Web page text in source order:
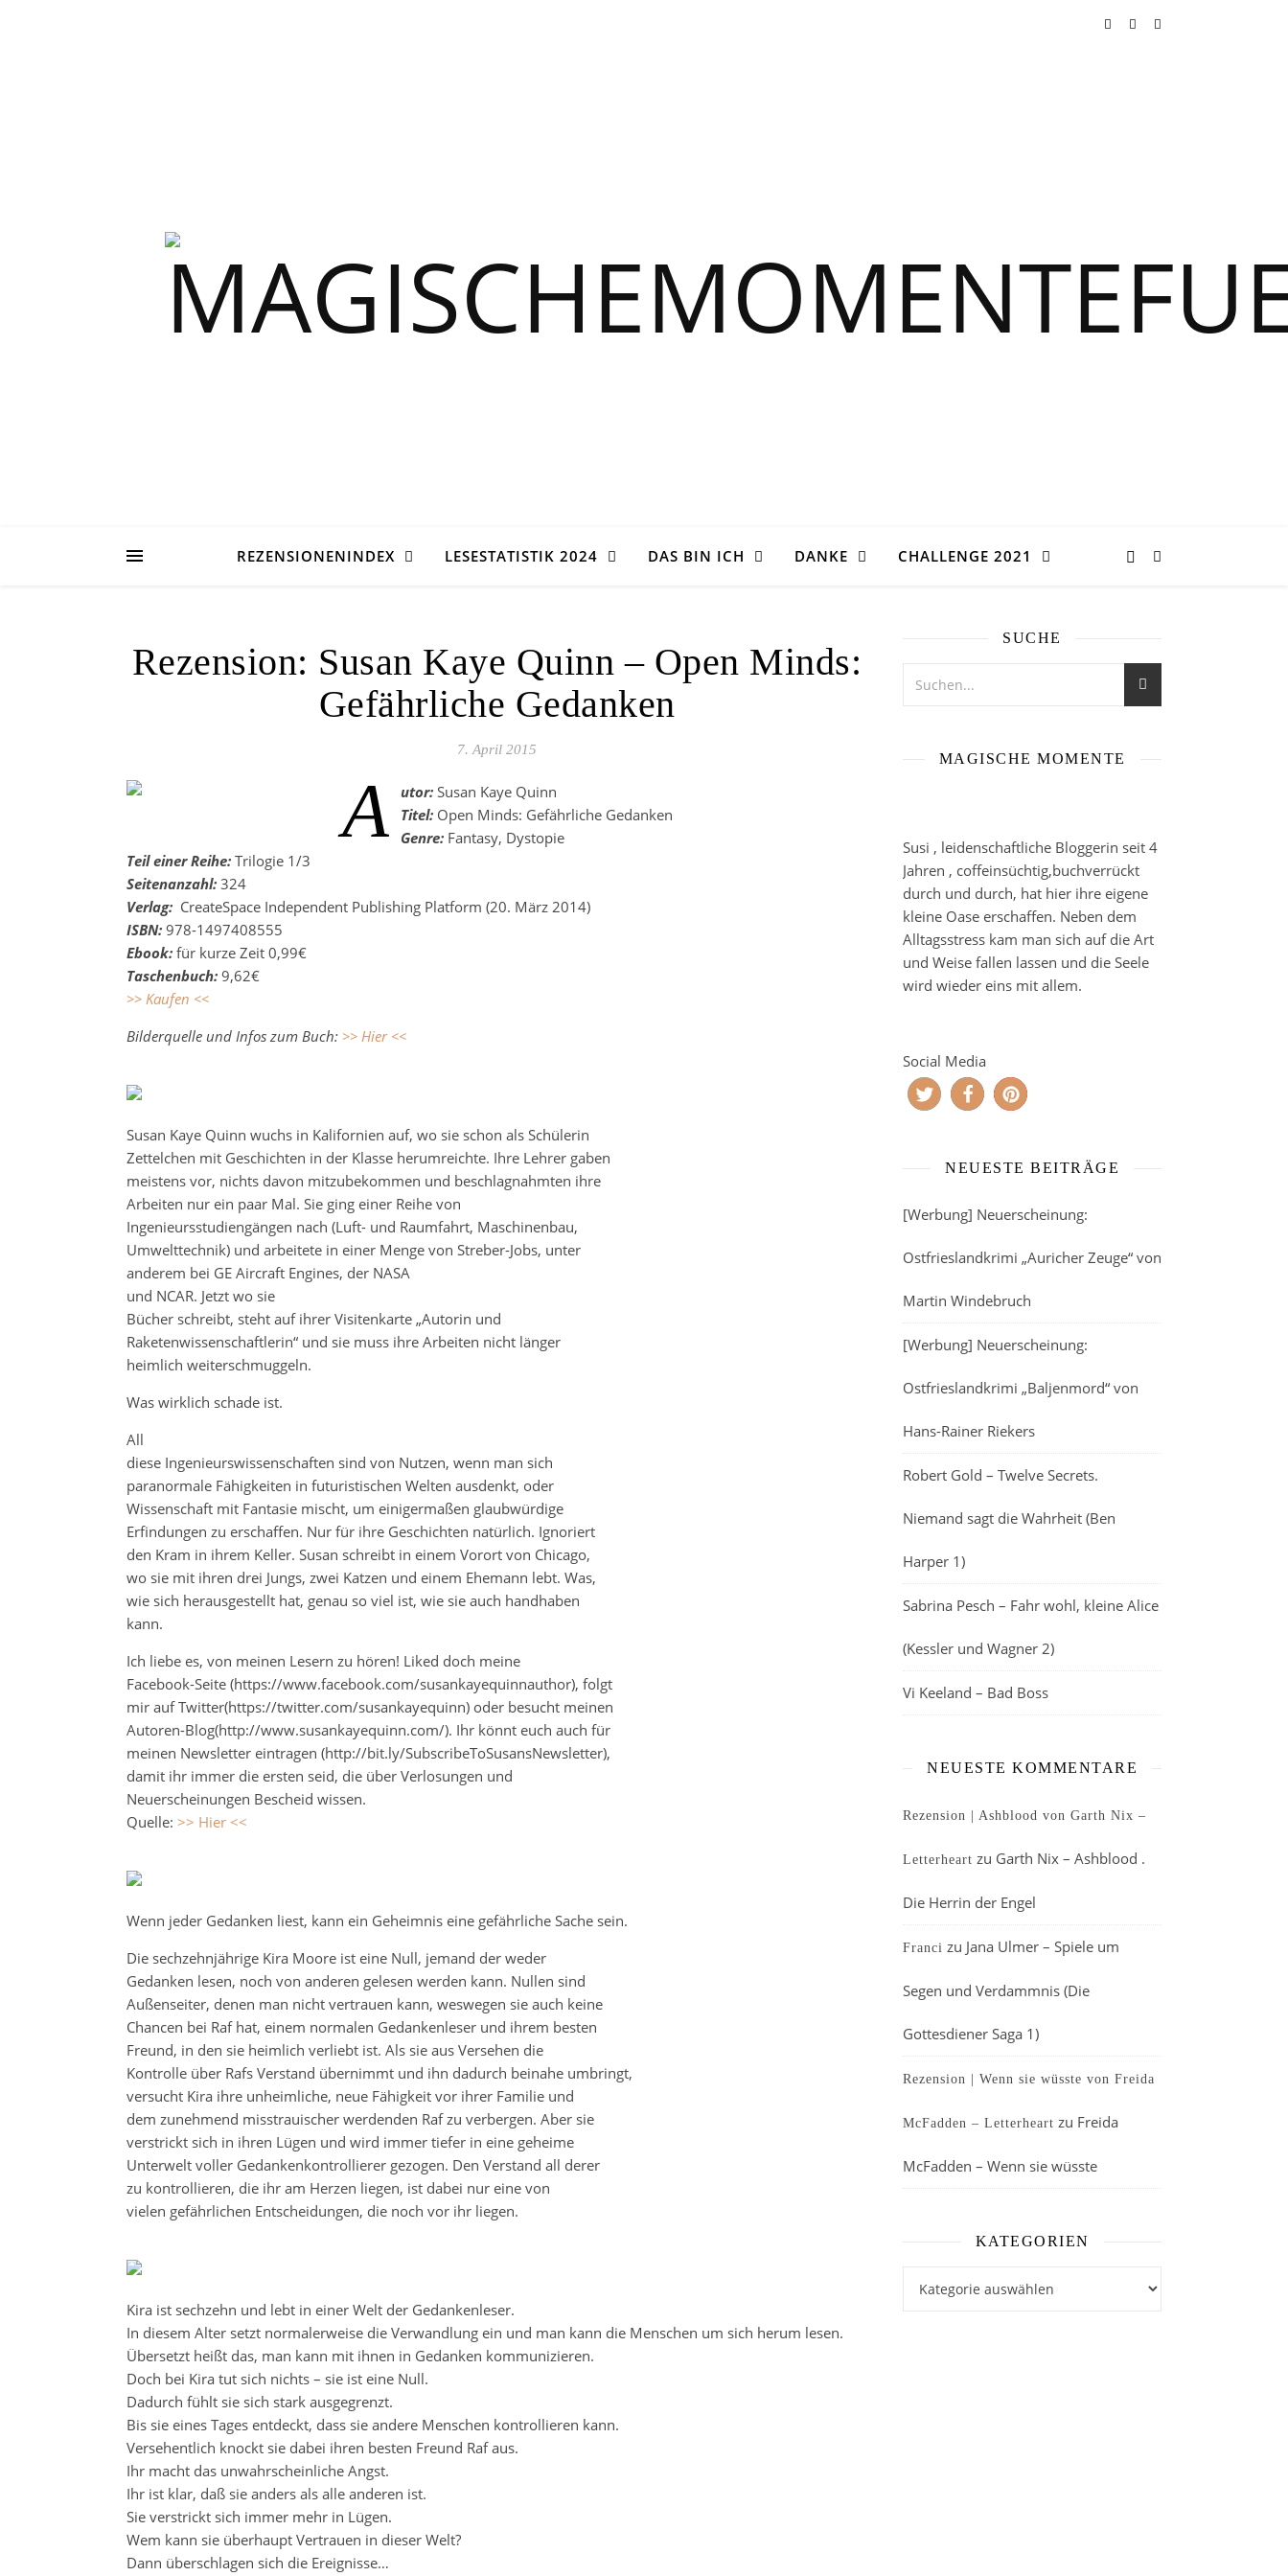
REZENSIONENINDEX LESESTATISTIK 2024 DAS BIN ICH DANKE CHALLENGE 2021
Rezension: Susan Kaye Quinn – Open Minds:
Gefährliche Gedanken
7. April 2015
A utor: Susan Kaye Quinn
Titel: Open Minds: Gefährliche Gedanken
Genre: Fantasy, Dystopie
Teil einer Reihe: Trilogie 1/3
Seitenanzahl: 324
Verlag: CreateSpace Independent Publishing Platform (20. März 2014)
ISBN: 978-1497408555
Ebook: für kurze Zeit 0,99€
Taschenbuch: 9,62€
>> Kaufen <<
Bilderquelle und Infos zum Buch: >> Hier <<
Susan Kaye Quinn wuchs in Kalifornien auf, wo sie schon als Schülerin
Zettelchen mit Geschichten in der Klasse herumreichte. Ihre Lehrer gaben
meistens vor, nichts davon mitzubekommen und beschlagnahmten ihre
Arbeiten nur ein paar Mal. Sie ging einer Reihe von
Ingenieursstudiengängen nach (Luft- und Raumfahrt, Maschinenbau,
Umwelttechnik) und arbeitete in einer Menge von Streber-Jobs, unter
anderem bei GE Aircraft Engines, der NASA
und NCAR. Jetzt wo sie
Bücher schreibt, steht auf ihrer Visitenkarte „Autorin und
Raketenwissenschaftlerin“ und sie muss ihre Arbeiten nicht länger
heimlich weiterschmuggeln.
Was wirklich schade ist.
All
diese Ingenieurswissenschaften sind von Nutzen, wenn man sich
paranormale Fähigkeiten in futuristischen Welten ausdenkt, oder
Wissenschaft mit Fantasie mischt, um einigermaßen glaubwürdige
Erfindungen zu erschaffen. Nur für ihre Geschichten natürlich. Ignoriert
den Kram in ihrem Keller. Susan schreibt in einem Vorort von Chicago,
wo sie mit ihren drei Jungs, zwei Katzen und einem Ehemann lebt. Was,
wie sich herausgestellt hat, genau so viel ist, wie sie auch handhaben
kann.
Ich liebe es, von meinen Lesern zu hören! Liked doch meine
Facebook-Seite (https://www.facebook.com/susankayequinnauthor), folgt
mir auf Twitter(https://twitter.com/susankayequinn) oder besucht meinen
Autoren-Blog(http://www.susankayequinn.com/). Ihr könnt euch auch für
meinen Newsletter eintragen (http://bit.ly/SubscribeToSusansNewsletter),
damit ihr immer die ersten seid, die über Verlosungen und
Neuerscheinungen Bescheid wissen.
Quelle: >> Hier <<
Wenn jeder Gedanken liest, kann ein Geheimnis eine gefährliche Sache sein.
Die sechzehnjährige Kira Moore ist eine Null, jemand der weder
Gedanken lesen, noch von anderen gelesen werden kann. Nullen sind
Außenseiter, denen man nicht vertrauen kann, weswegen sie auch keine
Chancen bei Raf hat, einem normalen Gedankenleser und ihrem besten
Freund, in den sie heimlich verliebt ist. Als sie aus Versehen die
Kontrolle über Rafs Verstand übernimmt und ihn dadurch beinahe umbringt,
versucht Kira ihre unheimliche, neue Fähigkeit vor ihrer Familie und
dem zunehmend misstrauischer werdenden Raf zu verbergen. Aber sie
verstrickt sich in ihren Lügen und wird immer tiefer in eine geheime
Unterwelt voller Gedankenkontrollierer gezogen. Den Verstand all derer
zu kontrollieren, die ihr am Herzen liegen, ist dabei nur eine von
vielen gefährlichen Entscheidungen, die noch vor ihr liegen.
Kira ist sechzehn und lebt in einer Welt der Gedankenleser.
In diesem Alter setzt normalerweise die Verwandlung ein und man kann die Menschen um sich herum lesen.
Übersetzt heißt das, man kann mit ihnen in Gedanken kommunizieren.
Doch bei Kira tut sich nichts – sie ist eine Null.
Dadurch fühlt sie sich stark ausgegrenzt.
Bis sie eines Tages entdeckt, dass sie andere Menschen kontrollieren kann.
Versehentlich knockt sie dabei ihren besten Freund Raf aus.
Ihr macht das unwahrscheinliche Angst.
Ihr ist klar, daß sie anders als alle anderen ist.
Sie verstrickt sich immer mehr in Lügen.
Wem kann sie überhaupt Vertrauen in dieser Welt?
Dann überschlagen sich die Ereignisse…
SUCHE
MAGISCHE MOMENTE
Susi , leidenschaftliche Bloggerin seit 4
Jahren , coffeinsüchtig,buchverrückt
durch und durch, hat hier ihre eigene
kleine Oase erschaffen. Neben dem
Alltagsstress kam man sich auf die Art
und Weise fallen lassen und die Seele
wird wieder eins mit allem.
Social Media
NEUESTE BEITRÄGE
[Werbung] Neuerscheinung:
Ostfrieslandkrimi „Auricher Zeuge“ von
Martin Windebruch
[Werbung] Neuerscheinung:
Ostfrieslandkrimi „Baljenmord“ von
Hans-Rainer Riekers
Robert Gold – Twelve Secrets.
Niemand sagt die Wahrheit (Ben
Harper 1)
Sabrina Pesch – Fahr wohl, kleine Alice
(Kessler und Wagner 2)
Vi Keeland – Bad Boss
NEUESTE KOMMENTARE
Rezension | Ashblood von Garth Nix –
Letterheart zu Garth Nix – Ashblood .
Die Herrin der Engel
Franci zu Jana Ulmer – Spiele um
Segen und Verdammnis (Die
Gottesdiener Saga 1)
Rezension | Wenn sie wüsste von Freida
McFadden – Letterheart zu Freida
McFadden – Wenn sie wüsste
KATEGORIEN